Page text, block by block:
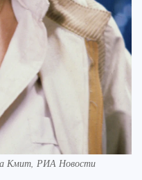
Кмит, РИА Новости